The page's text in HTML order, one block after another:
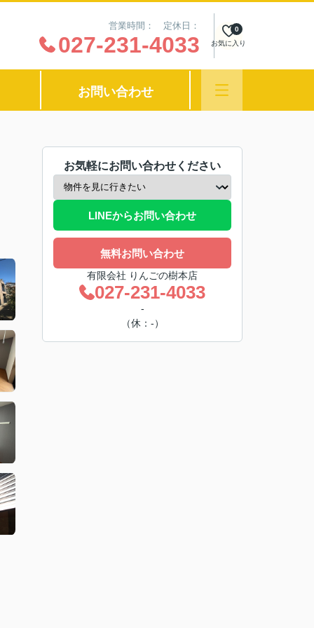
営業時間： 定休日：
027-231-4033 お気に入り
0
お問い合わせ
お気軽にお問い合わせください
LINEからお問い合わせ
無料お問い合わせ
有限会社 りんごの樹本店
027-231-4033
-
（休：-）